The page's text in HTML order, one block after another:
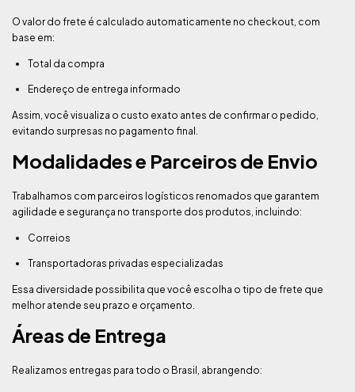
O valor do frete é calculado automaticamente no checkout, com
base em:
Total da compra
Endereço de entrega informado
Assim, você visualiza o custo exato antes de confirmar o pedido,
evitando surpresas no pagamento final.
Modalidades e Parceiros de Envio
Trabalhamos com parceiros logísticos renomados que garantem
agilidade e segurança no transporte dos produtos, incluindo:
Correios
Transportadoras privadas especializadas
Essa diversidade possibilita que você escolha o tipo de frete que
melhor atende seu prazo e orçamento.
Áreas de Entrega
Realizamos entregas para todo o Brasil, abrangendo: